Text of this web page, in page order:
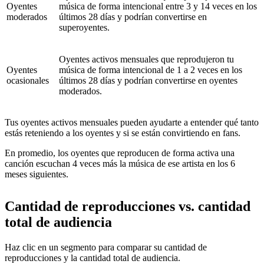
Oyentes
moderados
música de forma intencional entre 3 y 14 veces en los
últimos 28 días y podrían convertirse en
superoyentes.
Oyentes
ocasionales
Oyentes activos mensuales que reprodujeron tu
música de forma intencional de 1 a 2 veces en los
últimos 28 días y podrían convertirse en oyentes
moderados.
Tus oyentes activos mensuales pueden ayudarte a entender qué tanto
estás reteniendo a los oyentes y si se están convirtiendo en fans.
En promedio, los oyentes que reproducen de forma activa una
canción escuchan 4 veces más la música de ese artista en los 6
meses siguientes.
Cantidad de reproducciones vs. cantidad
total de audiencia
Haz clic en un segmento para comparar su cantidad de
reproducciones y la cantidad total de audiencia.